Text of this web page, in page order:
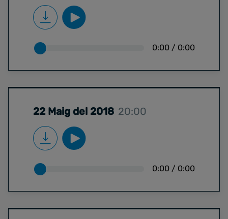
0:00 / 0:00
22 Maig del 2018 20:00
0:00 / 0:00